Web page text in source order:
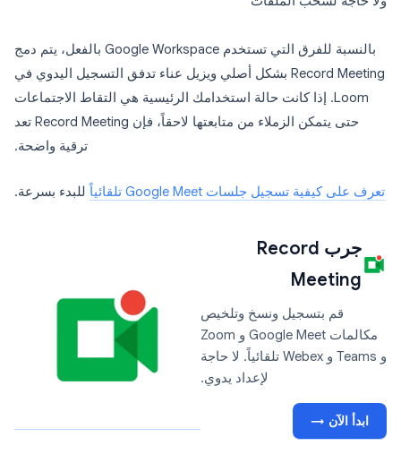
بالنسبة للفرق التي تستخدم Google Workspace بالفعل، يتم دمج
Record Meeting بشكل أصلي ويزيل عناء تدفق التسجيل اليدوي في
Loom. إذا كانت حالة استخدامك الرئيسية هي التقاط الاجتماعات
حتى يتمكن الزملاء من متابعتها لاحقاً، فإن Record Meeting تعد
ترقية واضحة.
تعرف على كيفية تسجيل جلسات Google Meet تلقائياً للبدء بسرعة.
جرب Record
Meeting
قم بتسجيل ونسخ وتلخيص
مكالمات Google Meet و Zoom
و Teams و Webex تلقائياً. لا حاجة
لإعداد يدوي.
ابدأ الآن →